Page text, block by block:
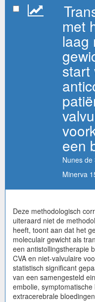
met
laag
start
een
Nunes de
Minerva
Deze methodologisch
uiteraard niet de
heeft, toont aan dat het
moleculair gewicht als
een antistollingstherapie
CVA en niet-valvulaire
statistisch significant
van een samengesteld
embolie,
extracerebrale